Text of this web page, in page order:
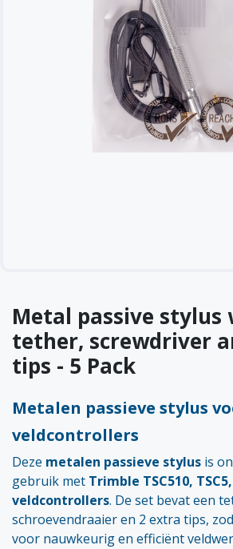
Metal passive stylus
tether, screwdriver
tips - 5 Pack
Metalen passieve stylus
veldcontrollers
Deze metalen passieve stylus is
gebruik met Trimble TSC510,
veldcontrollers. De set bevat een
schroevendraaier en 2 extra tips,
voor nauwkeurig en efficiënt